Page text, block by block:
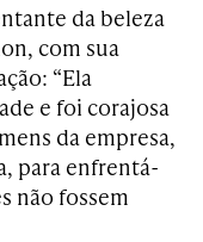
da beleza
com sua
“Ela
e foi corajosa
da empresa,
para enfrentá-
não fossem